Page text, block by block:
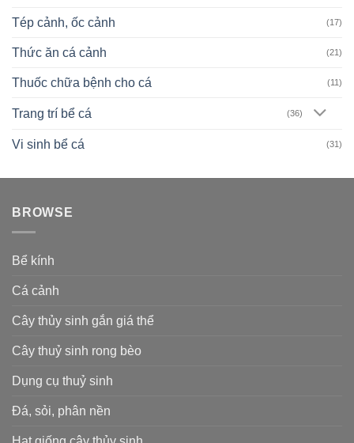
Tép cảnh, ốc cảnh (17)
Thức ăn cá cảnh (21)
Thuốc chữa bệnh cho cá (11)
Trang trí bể cá (36)
Vi sinh bể cá (31)
BROWSE
Bể kính
Cá cảnh
Cây thủy sinh gắn giá thể
Cây thuỷ sinh rong bèo
Dụng cụ thuỷ sinh
Đá, sỏi, phân nền